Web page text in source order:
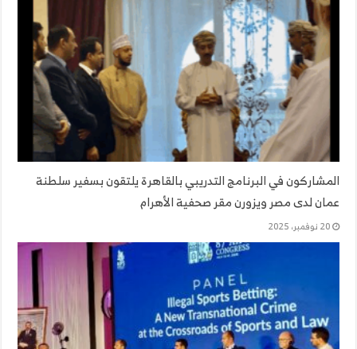
المشاركون في البرنامج التدريبي بالقاهرة يلتقون بسفير سلطنة
عمان لدى مصر ويزورن مقر صحفية الأهرام
20 نوفمبر، 2025